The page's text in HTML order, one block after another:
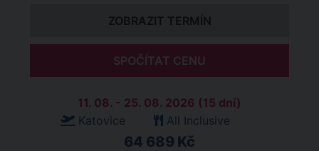
ZOBRAZIT TERMÍN
SPOČÍTAT CENU
11. 08. - 25. 08. 2026 (15 dní)
Katovice
All Inclusive
64 689 Kč